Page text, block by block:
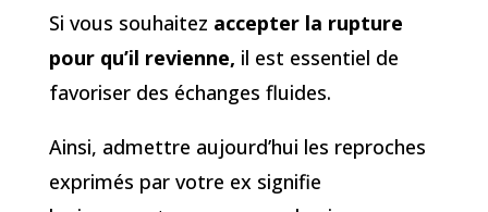
Si vous souhaitez accepter la rupture
pour qu’il revienne, il est essentiel de
favoriser des échanges fluides.
Ainsi, admettre aujourd’hui les reproches
exprimés par votre ex signifie